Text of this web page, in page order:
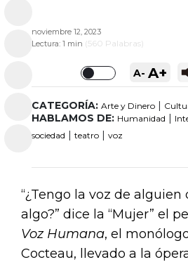
noviembre 12, 2023
Lectura: 1 min ( 560 Palabras)
Toggle
A- A+
CATEGORÍA: Arte y Dinero |
HABLAMOS DE: Humanidad |
sociedad | teatro | voz
“¿Tengo la voz de alguien
algo?” dice la “Mujer” el
Voz Humana, el
Cocteau, llevado a la